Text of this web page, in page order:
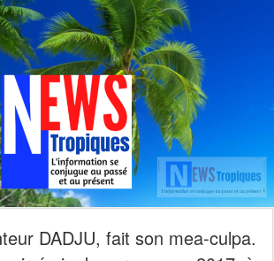
DADJU, fait son mea-culpa.